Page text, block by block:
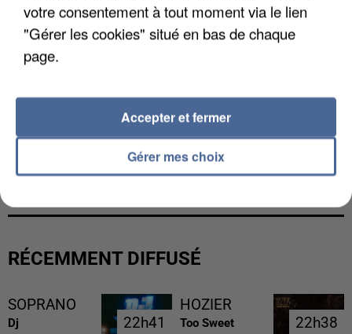
LES FRANÇAIS, FANS DE LA FLEMME
RÉCEMMENT DIFFUSÉ
SOPRANO
Dj 22h41
22h41
HOZIER
Too Sweet 22h38
22h38
votre consentement à tout moment via le lien
"Gérer les cookies" situé en bas de chaque
page.
Gérer mes choix
Accepter et fermer